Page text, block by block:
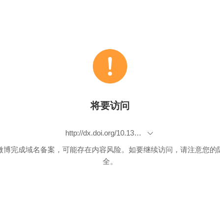
将要访问
http://dx.doi.org/10.1371/journal.pone.0022125
博完成域名备案，可能存在内容风险。如要继续访问，请注意您的
全。